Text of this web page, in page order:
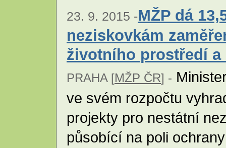
23. 9. 2015 -MŽP dá
neziskovkám
životního prostředí
PRAHA [MŽP ČR] -
ve svém rozpočtu
projekty pro nestátní
působící na poli